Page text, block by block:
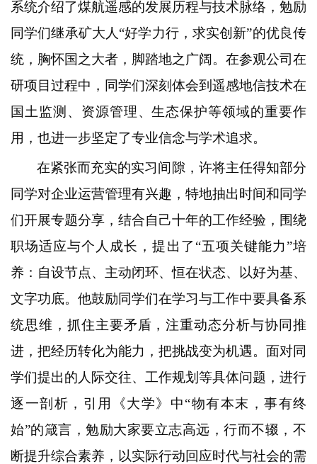
系统介绍了煤航遥感的发展历程与技术脉络，勉励
同学们继承矿大人“好学力行，求实创新”的优良传
统，胸怀国之大者，脚踏地之广阔。在参观公司在
研项目过程中，同学们深刻体会到遥感地信技术在
国土监测、资源管理、生态保护等领域的重要作
用，也进一步坚定了专业信念与学术追求。
在紧张而充实的实习间隙，许将主任得知部分
同学对企业运营管理有兴趣，特地抽出时间和同学
们开展专题分享，结合自己十年的工作经验，围绕
职场适应与个人成长，提出了“五项关键能力”培
养：自设节点、主动闭环、恒在状态、以好为基、
文字功底。他鼓励同学们在学习与工作中要具备系
统思维，抓住主要矛盾，注重动态分析与协同推
进，把经历转化为能力，把挑战变为机遇。面对同
学们提出的人际交往、工作规划等具体问题，进行
逐一剖析，引用《大学》中“物有本末，事有终
始”的箴言，勉励大家要立志高远，行而不辍，不
断提升综合素养，以实际行动回应时代与社会的需